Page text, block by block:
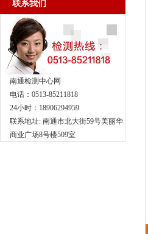
联系我们
南通检测中心网
电话：0513-85211818
24小时：18906294959
联系地址: 南通市北大街59号美丽华
商业广场8号楼509室